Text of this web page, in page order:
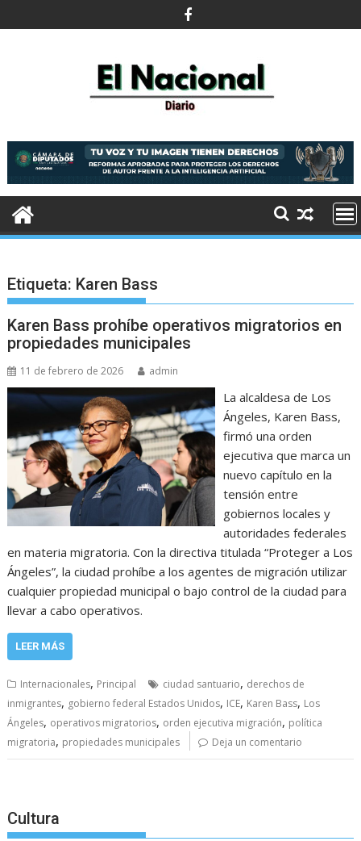
al
Etiqueta: Karen Bass
Karen Bass prohíbe operativos migratorios en
propiedades municipales
11 de febrero de 2026 admin
La alcaldesa de Los
Ángeles, Karen Bass,
firmó una orden
ejecutiva que marca un
nuevo capítulo en la
tensión entre
gobiernos locales y
autoridades federales
en materia migratoria. Con la directiva titulada “Proteger a Los
Ángeles”, la ciudad prohíbe a los agentes de migración utilizar
cualquier propiedad municipal o bajo control de la ciudad para
llevar a cabo operativos.
LEER MÁS
Internacionales, Principal ciudad santuario, derechos de
inmigrantes, gobierno federal Estados Unidos, ICE, Karen Bass, Los
Ángeles, operativos migratorios, orden ejecutiva migración, política
migratoria, propiedades municipales Deja un comentario
Cultura